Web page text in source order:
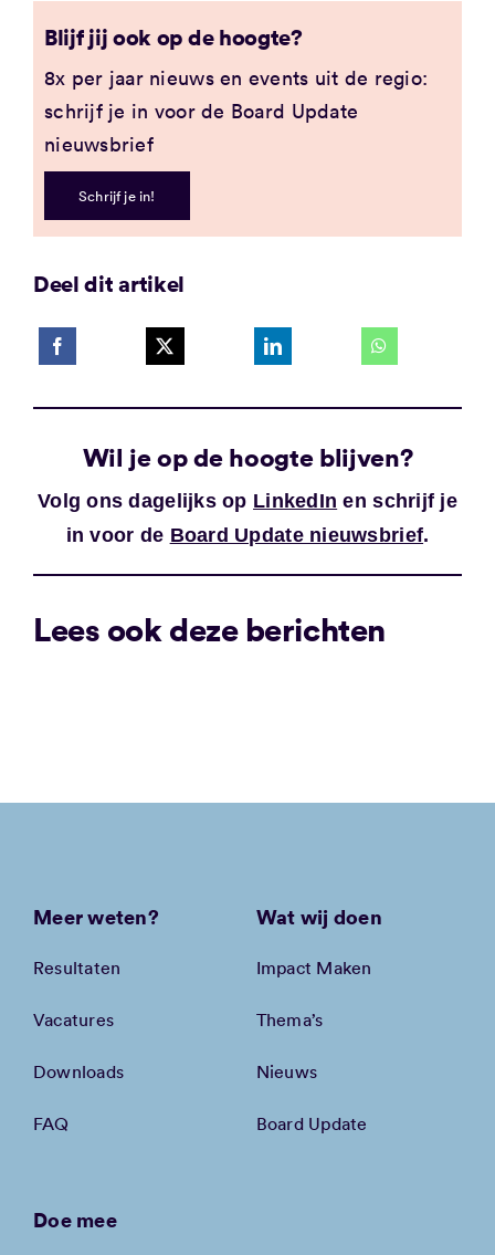
Blijf jij ook op de hoogte?
8x per jaar nieuws en events uit de regio:
schrijf je in voor de Board Update
nieuwsbrief
Schrijf je in!
Deel dit artikel
Wil je op de hoogte blijven?
Volg ons dagelijks op LinkedIn en schrijf je
in voor de Board Update nieuwsbrief.
Lees ook deze berichten
Meer weten?
Resultaten
Vacatures
Downloads
FAQ
Wat wij doen
Impact Maken
Thema’s
Nieuws
Board Update
Doe mee